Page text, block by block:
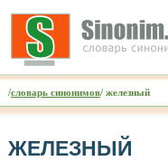
/словарь синонимов/ железный
ЖЕЛЕЗНЫЙ